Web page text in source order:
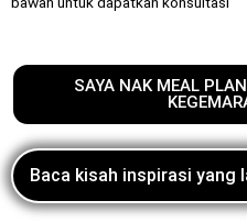
SAYA NAK MEAL
Baca kisah inspirasi yang